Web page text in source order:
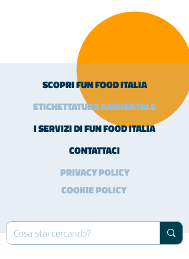
SCOPRI FUN FOOD ITALIA
ETICHETTATURA AMBIENTALE
I SERVIZI DI FUN FOOD ITALIA
CONTATTACI
PRIVACY POLICY
COOKIE POLICY